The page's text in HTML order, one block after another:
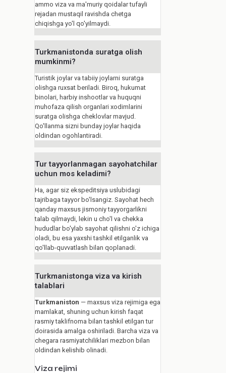
ammo viza va ma'muriy qoidalar tufayli
rejadan mustaqil ravishda chetga
chiqishga yo'l qo'yilmaydi.
Turkmanistonda suratga olish
mumkinmi?
Turistik joylar va tabiiy joylarni suratga
olishga ruxsat beriladi. Biroq, hukumat
binolari, harbiy inshootlar va huquqni
muhofaza qilish organlari xodimlarini
suratga olishga cheklovlar mavjud.
Qo'llanma sizni bunday joylar haqida
oldindan ogohlantiradi.
Tur tayyorlanmagan sayohatchilar
uchun mos keladimi?
Ha, agar siz ekspeditsiya uslubidagi
tajribaga tayyor bo'lsangiz. Sayohat hech
qanday maxsus jismoniy tayyorgarlikni
talab qilmaydi, lekin u cho'l va chekka
hududlar bo'ylab sayohat qilishni o'z ichiga
oladi, bu esa yaxshi tashkil etilganlik va
qo'llab-quvvatlash bilan qoplanadi.
Turkmanistonga viza va kirish
talablari
Turkmaniston — maxsus viza rejimiga ega
mamlakat, shuning uchun kirish faqat
rasmiy taklifnoma bilan tashkil etilgan tur
doirasida amalga oshiriladi. Barcha viza va
chegara rasmiyatchiliklari mezbon bilan
oldindan kelishib olinadi.
Viza rejimi